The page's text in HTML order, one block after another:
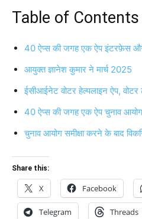
Table of Contents
40 ऐप्स की जगह एक ऐप इंटरफ़ेस
आयुक्त ज्ञानेश कुमार ने मार्च 2025
ईसीआईनेट वोटर हेल्पलाइन ऐप,
40 ऐप्स की जगह एक ऐप चुनाव आयोग
चुनाव आयोग समीक्षा करने के बाद
Share this:
X Facebook
Telegram Threads